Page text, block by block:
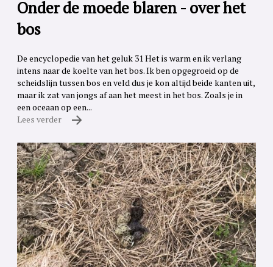
Onder de moede blaren - over het
bos
De encyclopedie van het geluk 31 Het is warm en ik verlang
intens naar de koelte van het bos. Ik ben opgegroeid op de
scheidslijn tussen bos en veld dus je kon altijd beide kanten uit,
maar ik zat van jongs af aan het meest in het bos. Zoals je in
een oceaan op een...
Lees verder